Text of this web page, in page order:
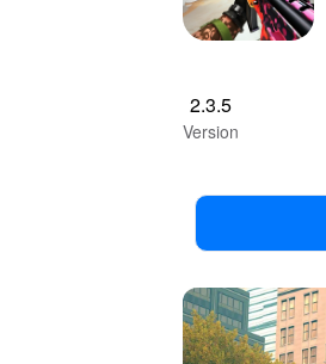
2.3.5
Version